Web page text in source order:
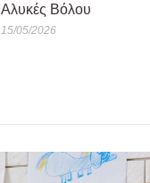
Αλυκές Βόλου
15/05/2026